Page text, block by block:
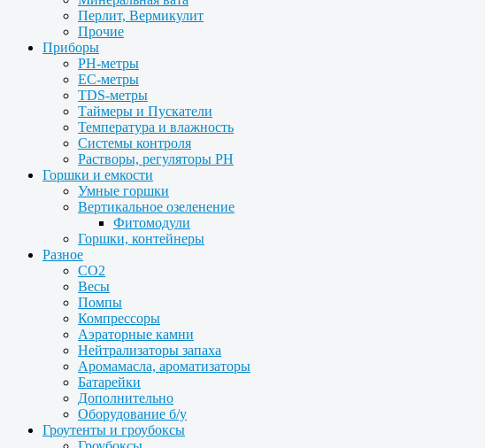
Перлит, Вермикулит
Прочие
Приборы
PH-метры
EC-метры
TDS-метры
Таймеры и Пускатели
Температура и влажность
Системы контроля
Растворы, регуляторы PH
Горшки и емкости
Умные горшки
Вертикальное озеленение
Фитомодули
Горшки, контейнеры
Разное
CO2
Весы
Помпы
Компрессоры
Аэраторные камни
Нейтрализаторы запаха
Аромамасла, ароматизаторы
Батарейки
Дополнительно
Оборудование б/у
Гроутенты и гроубоксы